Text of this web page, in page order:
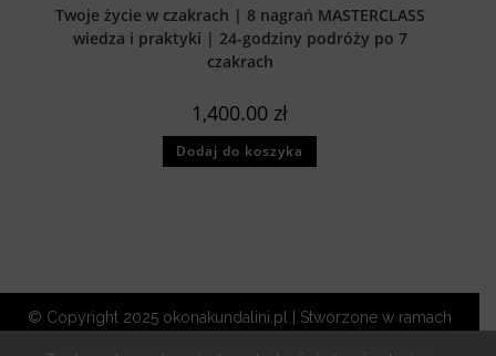
Twoje życie w czakrach | 8 nagrań MASTERCLASS
wiedza i praktyki | 24-godziny podróży po 7
czakrach
1,400.00 zł
Dodaj do koszyka
© Copyright 2025 okonakundalini.pl
| Stworzone w ramach